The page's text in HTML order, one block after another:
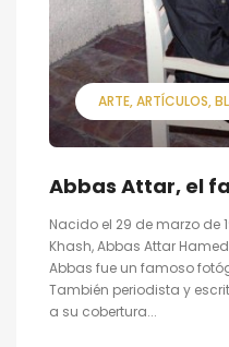
ARTE ARTÍCULOS
Nacido el 29 de marzo de
Khash, Abbas Attar
Abbas fue un famoso
También periodista y
a su cobertura...